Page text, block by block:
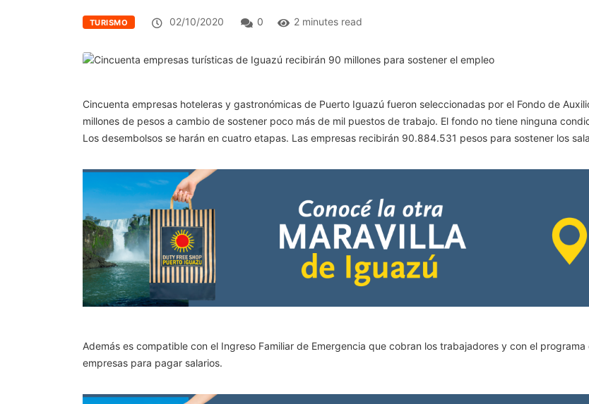
TURISMO 02/10/2020 0 2 minutes read
Cincuenta empresas hoteleras y gastronómicas de Puerto Iguazú fueron seleccionadas por el Fondo de
millones de pesos a cambio de sostener poco más de mil puestos de trabajo. El fondo no tiene ninguna
Los desembolsos se harán en cuatro etapas. Las empresas recibirán 90.884.531 pesos para sostener los
Además es compatible con el Ingreso Familiar de Emergencia que cobran los trabajadores y con el
empresas para pagar salarios.